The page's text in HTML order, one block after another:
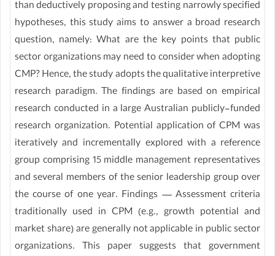
than deductively proposing and testing narrowly specified
hypotheses, this study aims to answer a broad research
question, namely: What are the key points that public
sector organizations may need to consider when adopting
CMP? Hence, the study adopts the qualitative interpretive
research paradigm. The findings are based on empirical
research conducted in a large Australian publicly-funded
research organization. Potential application of CPM was
iteratively and incrementally explored with a reference
group comprising 15 middle management representatives
and several members of the senior leadership group over
the course of one year. Findings — Assessment criteria
traditionally used in CPM (e.g., growth potential and
market share) are generally not applicable in public sector
organizations. This paper suggests that government